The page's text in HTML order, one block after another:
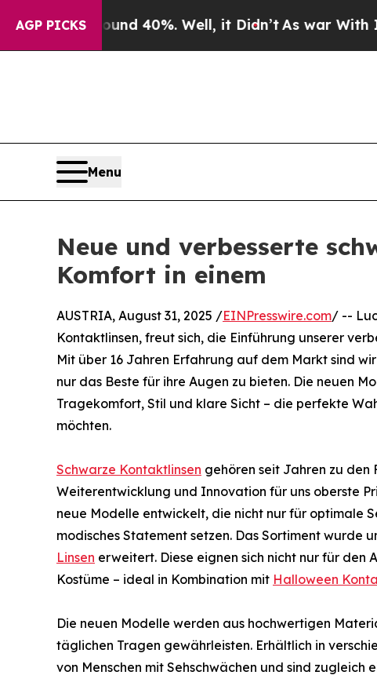
AGP PICKS
Around 40%. Well, it Didn’t As war With Iran
Menu
Neue und verbesserte
Komfort in einem
AUSTRIA, August 31, 2025 /EINPresswire.com/ --
Kontaktlinsen, freut sich, die Einführung unserer
Mit über 16 Jahren Erfahrung auf dem Markt sind
nur das Beste für ihre Augen zu bieten. Die neuen
Tragekomfort, Stil und klare Sicht – die perfekte
möchten.
Schwarze Kontaktlinsen gehören seit Jahren zu
Weiterentwicklung und Innovation für uns oberste
neue Modelle entwickelt, die nicht nur für optimale
modisches Statement setzen. Das Sortiment wurde
Linsen erweitert. Diese eignen sich nicht nur für den
Kostüme – ideal in Kombination mit Halloween
Die neuen Modelle werden aus hochwertigen
täglichen Tragen gewährleisten. Erhältlich in
von Menschen mit Sehschwächen und sind zugleich